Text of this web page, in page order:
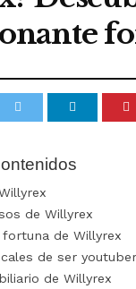
de Willyrex
de Willyrex
de ser
de Willyrex